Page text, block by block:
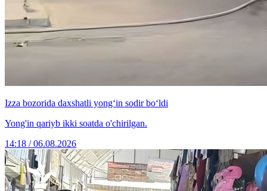
Izza bozorida daxshatli yong‘in sodir bo‘ldi
Yong'in qariyb ikki soatda o'chirilgan.
14:18 / 06.08.2026